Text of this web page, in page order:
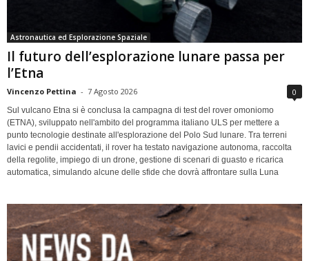
Astronautica ed Esplorazione Spaziale
Il futuro dell’esplorazione lunare passa per
l’Etna
Vincenzo Pettina - 7 Agosto 2026 0
Sul vulcano Etna si è conclusa la campagna di test del rover omoniomo
(ETNA), sviluppato nell'ambito del programma italiano ULS per mettere a
punto tecnologie destinate all'esplorazione del Polo Sud lunare. Tra terreni
lavici e pendii accidentati, il rover ha testato navigazione autonoma, raccolta
della regolite, impiego di un drone, gestione di scenari di guasto e ricarica
automatica, simulando alcune delle sfide che dovrà affrontare sulla Luna